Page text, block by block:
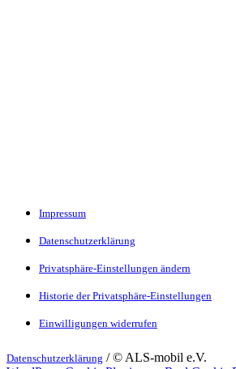
Impressum
Datenschutzerklärung
Privatsphäre-Einstellungen ändern
Historie der Privatsphäre-Einstellungen
Einwilligungen widerrufen
Datenschutzerklärung / © ALS-mobil e.V.